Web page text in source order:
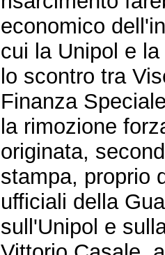
economico
cui la Unipol e
lo scontro tra
Finanza
la rimozione
originata,
stampa, proprio
ufficiali della
sull'Unipol e